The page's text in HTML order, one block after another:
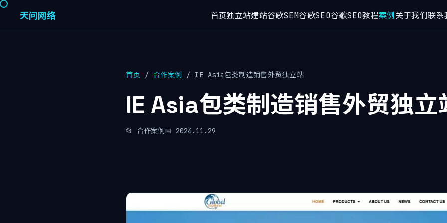
天问网络 首页独立站建站谷歌SEM谷歌SEO谷歌SEO教程案例 关于我们联系
首页 / 合作案例 / IE Asia包类制造销售外贸独立站
IE Asia包类制造销售外贸独立
📂 合作案例📅 2024.11.29